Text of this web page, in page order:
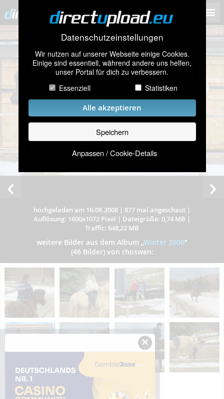
Datenschutzeinstellungen
Wir nutzen auf unserer Webseite einige Cookies.
Einige sind essentiell, während andere uns helfen,
unser Portal für dich zu verbessern.
Essenziell
Statistiken
Alle akzeptieren
Speichern
Anpassen / Cookie-Details
hochgeladen am 16.08.2008 | 877 mal angeschaut |
Auflösung: 1600x1072 Pixel | Dateigröße: 0,74 MB |
Traffic: 648,22 MB
weitere Bilder aus dem Album „Winter 2006”
(46 Bilder) von rhoswen:
×